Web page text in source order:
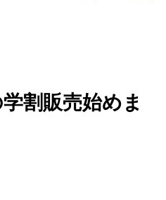
割販売始めま